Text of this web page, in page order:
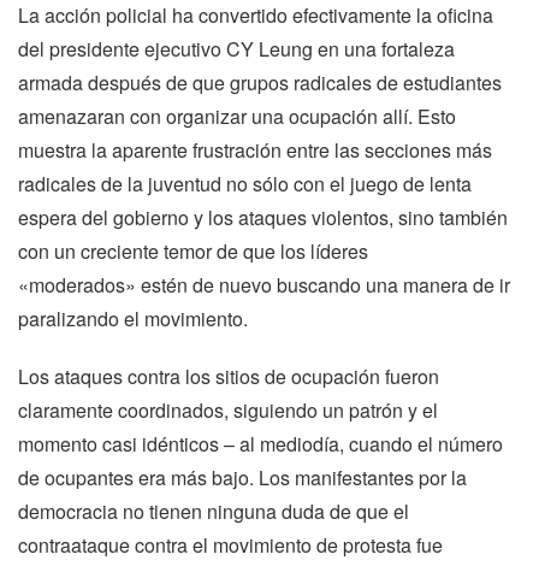
La acción policial ha convertido efectivamente la oficina
del presidente ejecutivo CY Leung en una fortaleza
armada después de que grupos radicales de estudiantes
amenazaran con organizar una ocupación allí. Esto
muestra la aparente frustración entre las secciones más
radicales de la juventud no sólo con el juego de lenta
espera del gobierno y los ataques violentos, sino también
con un creciente temor de que los líderes
«moderados» estén de nuevo buscando una manera de ir
paralizando el movimiento.
Los ataques contra los sitios de ocupación fueron
claramente coordinados, siguiendo un patrón y el
momento casi idénticos – al mediodía, cuando el número
de ocupantes era más bajo. Los manifestantes por la
democracia no tienen ninguna duda de que el
contraataque contra el movimiento de protesta fue